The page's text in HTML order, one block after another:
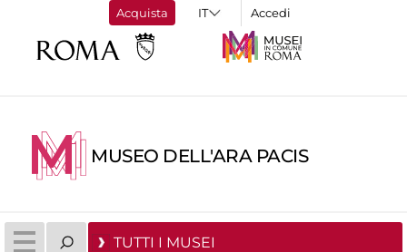
Acquista Accedi
MUSEO DELL'ARA PACIS
TUTTI I MUSEI